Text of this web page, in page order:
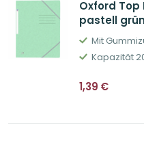
Oxford
pastell grün
Mit
Kapazität
1,39 €